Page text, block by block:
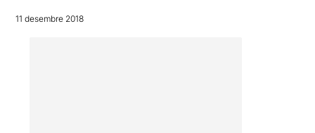
11 desembre 2018